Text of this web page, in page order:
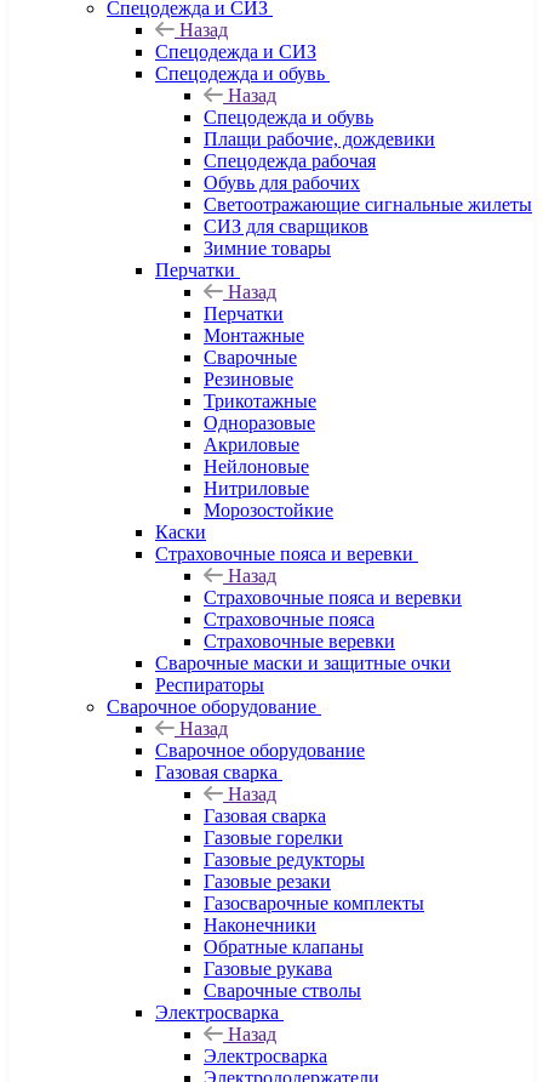
Спецодежда и СИЗ
Назад
Спецодежда и СИЗ
Спецодежда и обувь
Назад
Спецодежда и обувь
Плащи рабочие, дождевики
Спецодежда рабочая
Обувь для рабочих
Светоотражающие сигнальные жилеты
СИЗ для сварщиков
Зимние товары
Перчатки
Назад
Перчатки
Монтажные
Сварочные
Резиновые
Трикотажные
Одноразовые
Акриловые
Нейлоновые
Нитриловые
Морозостойкие
Каски
Страховочные пояса и веревки
Назад
Страховочные пояса и веревки
Страховочные пояса
Страховочные веревки
Сварочные маски и защитные очки
Респираторы
Сварочное оборудование
Назад
Сварочное оборудование
Газовая сварка
Назад
Газовая сварка
Газовые горелки
Газовые редукторы
Газовые резаки
Газосварочные комплекты
Наконечники
Обратные клапаны
Газовые рукава
Сварочные стволы
Электросварка
Назад
Электросварка
Электрододержатели